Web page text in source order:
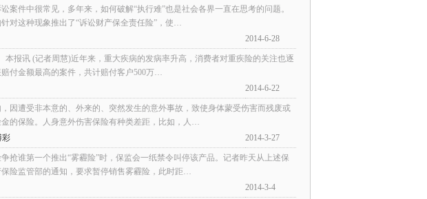
件中很常见，多年来，如何破解“执行难”也是社会各界一直在思考的问题。
对这种现象推出了“诉讼财产保全责任险”，使…
2014-6-28
记者周慧)近年来，重大疾病的发病率升高，消费者对重疾险的关注也逐
付金额最高的案件，共计赔付客户500万…
2014-6-22
因遭受非本意的、外来的、突然发生的意外事故，致使身体蒙受伤害而残废或
的保险。人身意外伤害保险有种类差距，比如，人…
彩
2014-3-27
第一个推出“雾霾险”时，保监会一纸禁令叫停该产品。记者昨天从上述保
险监管部的通知，要求暂停销售雾霾险，此时距…
2014-3-4